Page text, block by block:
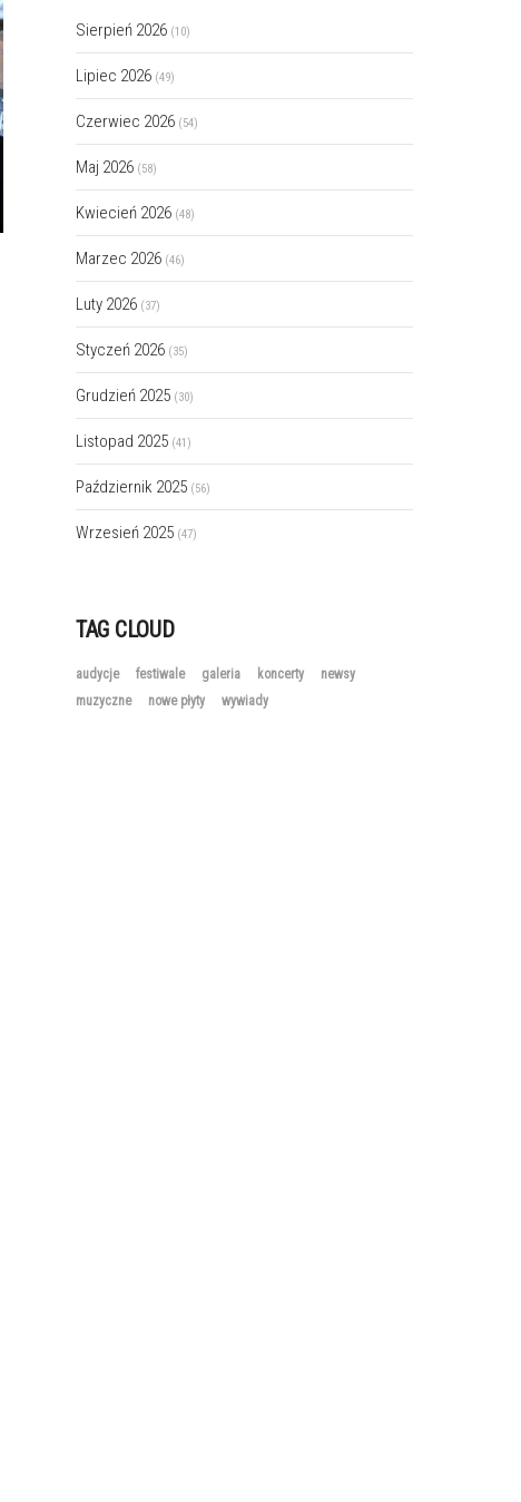
Sierpień 2026 (10)
Lipiec 2026 (49)
Czerwiec 2026 (54)
Maj 2026 (58)
Kwiecień 2026 (48)
Marzec 2026 (46)
Luty 2026 (37)
Styczeń 2026 (35)
Grudzień 2025 (30)
Listopad 2025 (41)
Październik 2025 (56)
Wrzesień 2025 (47)
TAG CLOUD
audycje festiwale galeria koncerty
newsy
muzyczne
nowe płyty wywiady